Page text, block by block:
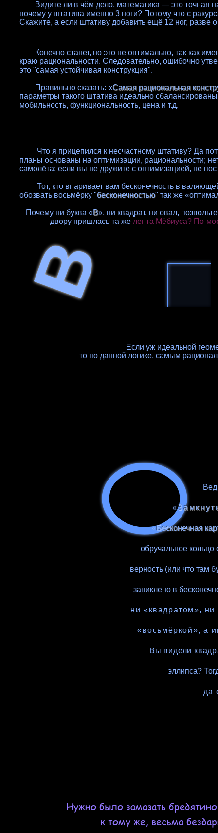
Видите ли в чём дело, математика — это точная
почему у штатива именно 3 ноги? Потому что с
Скажите, а если штативу добавить ещё 12 ног, разве
Конечно станет, но это не оптимально, так как
краю рациональности. Следовательно, ошибочно
это "самая устойчивая конструкция".
Правильно сказать: «Самая рациональная
параметры такого штатива идеально
мобильность, функциональность, цена и т.д.
Что я прицепился к несчастному штативу? Да
планы основаны на оптимизации, рациональности;
самолёта; если вы не дружите с оптимизацией, не
Тот, кто впаривает вам бесконечность в
обозвать восьмёрку "бесконечностью" так же
Почему ни буква «В», ни квадрат, ни овал,
двору пришлась та же лента Мёбиуса? По-
В
Если уж идеальной
то по данной логике, самым
«
«Бесконечная
обручальное кольцо
верность (или что там
зациклено в
ни «квадратом»,
«восьмёркой», а
Вы видели
эллипса?
да
Нужно было замазать
к тому же, весьма